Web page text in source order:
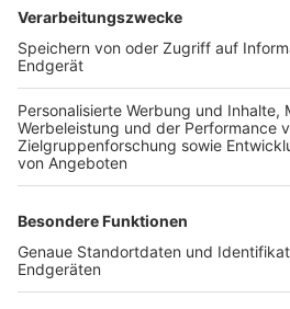
TOP-VEREINE
TOP-PARTNER